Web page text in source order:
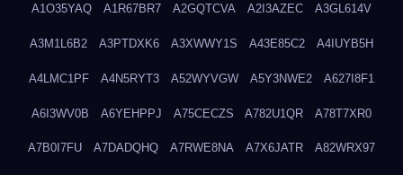
A1O35YAQ A1R67BR7 A2GQTCVA A2I3AZEC A3GL614V
A3M1L6B2 A3PTDXK6 A3XWWY1S A43E85C2 A4IUYB5H
A4LMC1PF A4N5RYT3 A52WYVGW A5Y3NWE2 A627I8F1
A6I3WV0B A6YEHPPJ A75CECZS A782U1QR A78T7XR0
A7B0I7FU A7DADQHQ A7RWE8NA A7X6JATR A82WRX97